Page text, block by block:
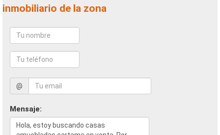
inmobiliario de la zona
@
Mensaje: